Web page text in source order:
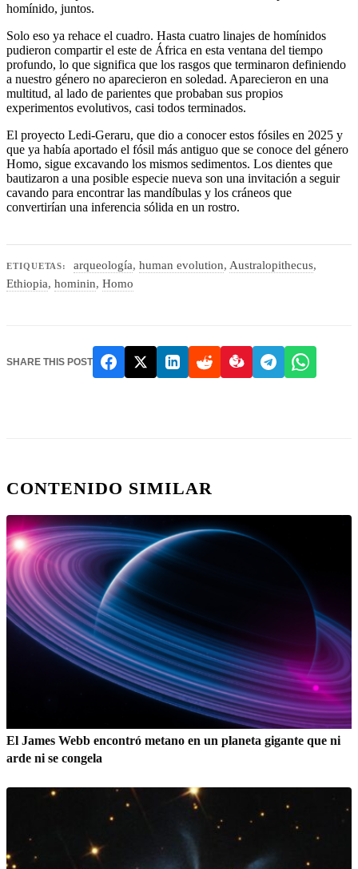
homínido, juntos.
Solo eso ya rehace el cuadro. Hasta cuatro linajes de homínidos
pudieron compartir el este de África en esta ventana del tiempo
profundo, lo que significa que los rasgos que terminaron definiendo
a nuestro género no aparecieron en soledad. Aparecieron en una
multitud, al lado de parientes que probaban sus propios
experimentos evolutivos, casi todos terminados.
El proyecto Ledi-Geraru, que dio a conocer estos fósiles en 2025 y
que ya había aportado el fósil más antiguo que se conoce del género
Homo, sigue excavando los mismos sedimentos. Los dientes que
bautizaron a una posible especie nueva son una invitación a seguir
cavando para encontrar las mandíbulas y los cráneos que
convertirían una inferencia sólida en un rostro.
ETIQUETAS: arqueología, human evolution, Australopithecus,
Ethiopia, hominin, Homo
SHARE THIS POST
CONTENIDO SIMILAR
El James Webb encontró metano en un planeta gigante que ni
arde ni se congela